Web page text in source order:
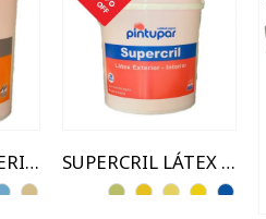
VINILATEX INTERIOR / EXTERIOR
1 Lts
18 Lts
3.6 Lts
7.2 Lts
SUPERCRIL LÁTEX ACRÍLICO EXTERIOR / INTERIOR